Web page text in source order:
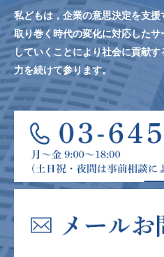
私どもは，企業の意思決定を支
取り巻く時代の変化に対応した
していくことにより社会に貢献
力を続けて参ります。